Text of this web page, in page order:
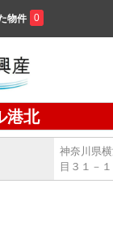
物件 0
港北
神奈川県
目３１－１